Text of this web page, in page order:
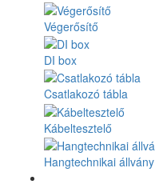
Végerősítő
DI box
Csatlakozó tábla
Kábeltesztelő
Hangtechnikai állvány